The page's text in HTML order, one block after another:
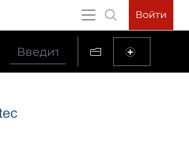
Войти